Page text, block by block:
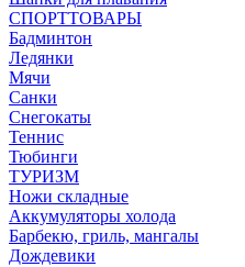
СПОРТТОВАРЫ
Бадминтон
Ледянки
Мячи
Санки
Снегокаты
Теннис
Тюбинги
ТУРИЗМ
Ножи складные
Аккумуляторы холода
Барбекю, гриль, мангалы
Дождевики